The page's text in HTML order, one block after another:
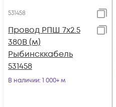
531458
Провод РПШ 7х2.5
380В (м)
Рыбинсккабель
531458
В наличии: 1 000+ м